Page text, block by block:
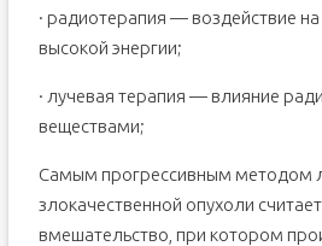
· радиотерапия — воздействие
высокой энергии;
· лучевая терапия — влияние
веществами;
Самым прогрессивным методом
злокачественной опухоли
вмешательство, при котором